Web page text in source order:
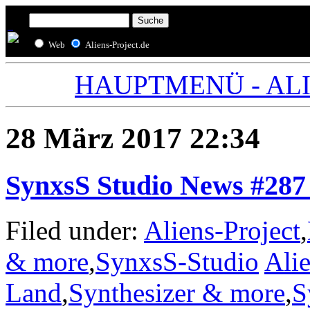
Web Aliens-Project.de
HAUPTMENÜ -
28 März 2017 22:34
SynxsS Studio News
Filed under: Aliens-Project,
& more,SynxsS-Studio
Land,Synthesizer & more,